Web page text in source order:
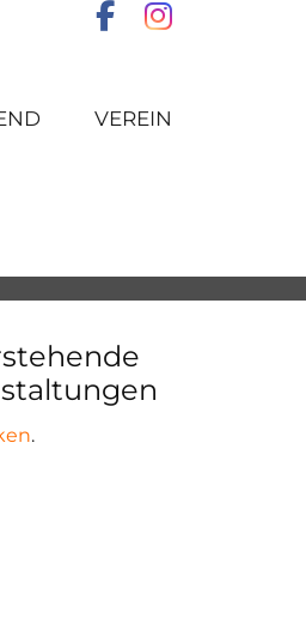
VEREIN
.